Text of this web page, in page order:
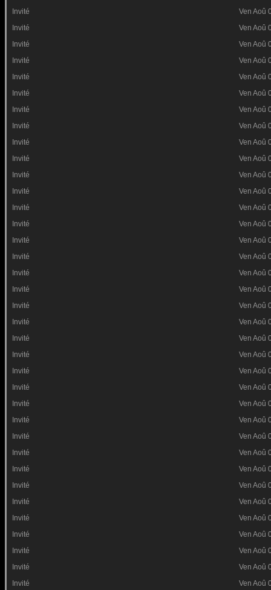
Invité
Ven Aoû
Invité
Ven Aoû
Invité
Ven Aoû
Invité
Ven Aoû
Invité
Ven Aoû
Invité
Ven Aoû
Invité
Ven Aoû
Invité
Ven Aoû
Invité
Ven Aoû
Invité
Ven Aoû
Invité
Ven Aoû
Invité
Ven Aoû
Invité
Ven Aoû
Invité
Ven Aoû
Invité
Ven Aoû
Invité
Ven Aoû
Invité
Ven Aoû
Invité
Ven Aoû
Invité
Ven Aoû
Invité
Ven Aoû
Invité
Ven Aoû
Invité
Ven Aoû
Invité
Ven Aoû
Invité
Ven Aoû
Invité
Ven Aoû
Invité
Ven Aoû
Invité
Ven Aoû
Invité
Ven Aoû
Invité
Ven Aoû
Invité
Ven Aoû
Invité
Ven Aoû
Invité
Ven Aoû
Invité
Ven Aoû
Invité
Ven Aoû
Invité
Ven Aoû
Invité
Ven Aoû